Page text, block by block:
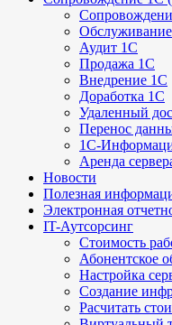
Аудит 1С
Продажа 1С
Внедрение 1С
Доработка 1С
Удаленный
Перенос
1C-
Аренда
Новости
Полезная
Электронная
IT-Аутсорсинг
Стоимость
Абонентское
Настройка
Создание
Расчитать